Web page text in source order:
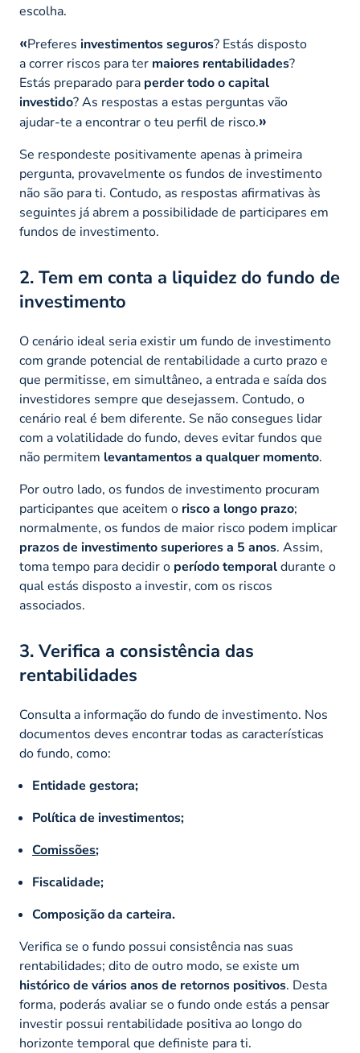
escolha.
Preferes investimentos seguros? Estás disposto
a correr riscos para ter maiores rentabilidades?
Estás preparado para perder todo o capital
investido? As respostas a estas perguntas vão
ajudar-te a encontrar o teu perfil de risco.
Se respondeste positivamente apenas à primeira
pergunta, provavelmente os fundos de investimento
não são para ti. Contudo, as respostas afirmativas às
seguintes já abrem a possibilidade de participares em
fundos de investimento.
2. Tem em conta a liquidez do fundo de
investimento
O cenário ideal seria existir um fundo de investimento
com grande potencial de rentabilidade a curto prazo e
que permitisse, em simultâneo, a entrada e saída dos
investidores sempre que desejassem. Contudo, o
cenário real é bem diferente. Se não consegues lidar
com a volatilidade do fundo, deves evitar fundos que
não permitem levantamentos a qualquer momento.
Por outro lado, os fundos de investimento procuram
participantes que aceitem o risco a longo prazo;
normalmente, os fundos de maior risco podem implicar
prazos de investimento superiores a 5 anos. Assim,
toma tempo para decidir o período temporaldurante o
qual estás disposto a investir, com os riscos
associados.
3. Verifica a consistência das
rentabilidades
Consulta a informação do fundo de investimento. Nos
documentos deves encontrar todas as características
do fundo, como:
Entidade gestora;
Política de investimentos;
Comissões;
Fiscalidade;
Composição da carteira.
Verifica se o fundo possui consistência nas suas
rentabilidades; dito de outro modo, se existe um
histórico de vários anos de retornos positivos. Desta
forma, poderás avaliar se o fundo onde estás a pensar
investir possui rentabilidade positiva ao longo do
horizonte temporal que definiste para ti.